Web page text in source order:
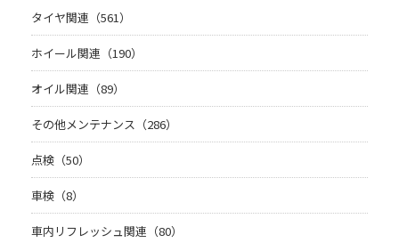
タイヤ関連（561）
ホイール関連（190）
オイル関連（89）
その他メンテナンス（286）
点検（50）
車検（8）
車内リフレッシュ関連（80）